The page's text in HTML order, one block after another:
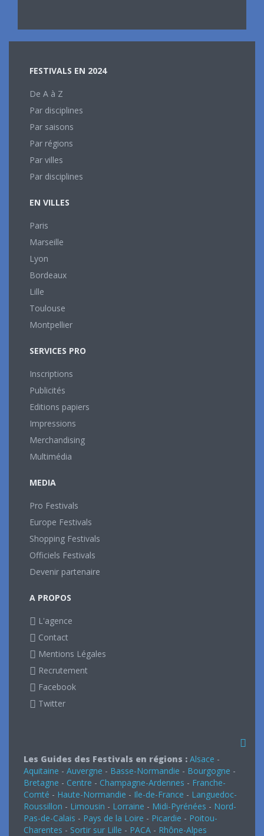
FESTIVALS EN 2024
De A à Z
Par disciplines
Par saisons
Par régions
Par villes
Par disciplines
EN VILLES
Paris
Marseille
Lyon
Bordeaux
Lille
Toulouse
Montpellier
SERVICES PRO
Inscriptions
Publicités
Editions papiers
Impressions
Merchandising
Multimédia
MEDIA
Pro Festivals
Europe Festivals
Shopping Festivals
Officiels Festivals
Devenir partenaire
A PROPOS
L'agence
Contact
Mentions Légales
Recrutement
Facebook
Twitter
Les Guides des Festivals en régions : Alsace -
Aquitaine - Auvergne - Basse-Normandie - Bourgogne -
Bretagne - Centre - Champagne-Ardennes - Franche-
Comté - Haute-Normandie - Ile-de-France - Languedoc-
Roussillon - Limousin - Lorraine - Midi-Pyrénées - Nord-
Pas-de-Calais - Pays de la Loire - Picardie - Poitou-
Charentes - Sortir sur Lille - PACA - Rhône-Alpes